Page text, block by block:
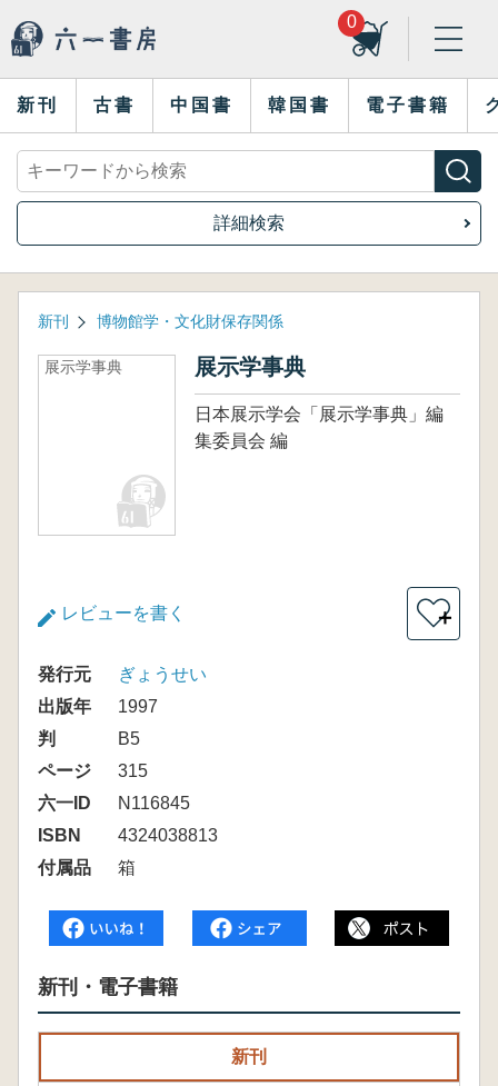
0
新刊 古書 中国書 韓国書 電子書籍
詳細検索
新刊 博物館学・文化財保存関係
展示学事典 展示学事典
日本展示学会「展示学事典」編
集委員会 編
レビューを書く ＋
発行元
ぎょうせい
出版年
1997
判
B5
ページ
315
六一ID
N116845
ISBN
4324038813
付属品
箱
新刊・電子書籍
新刊